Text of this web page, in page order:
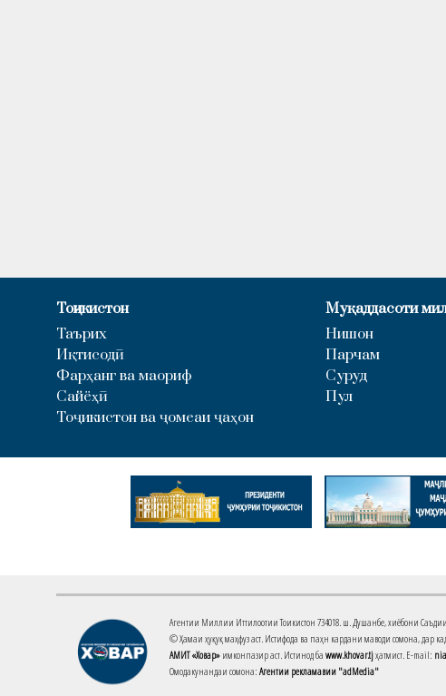
Тоҷикистон
Таърих
Иқтисодӣ
Фарҳанг ва маориф
Сайёҳӣ
Тоҷикистон ва ҷомеаи ҷаҳон
Муқаддасоти
Нишон
Парчам
Суруд
Пул
Агентии Миллии Иттилоотии Тоҷикистон 734018. ш. Душанбе, хиёбони Саъдии
© Ҳамаи ҳуқуқ маҳфуз аст. Истифода ва паҳн кардани маводи сомона, дар
АМИТ «Ховар» имконпазир аст. Истинод ба www.khovar.tjҳатмист. E-mail:
Омодакунандаи сомона: Агентии рекламавии "adMedia"